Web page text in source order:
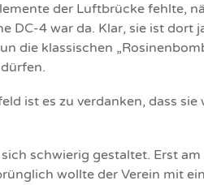
der Luftbrücke fehlte,
DC-4 war da. Klar, sie ist dort
die klassischen
ist es zu verdanken, dass sie
schwierig gestaltet. Erst
wollte der Verein mit